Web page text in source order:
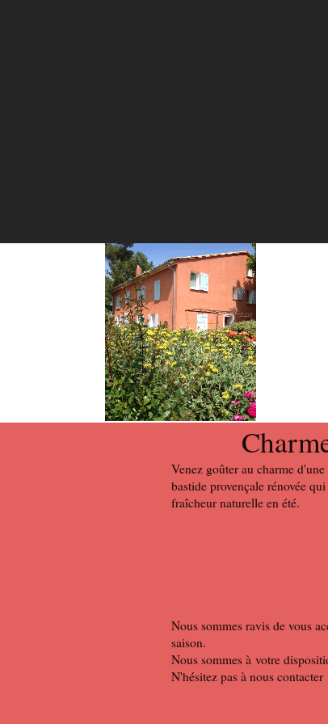
Venez goûter au charme
bastide provençale rénovée
fraîcheur naturelle en été.
Nous sommes ravis de vous
saison.
Nous sommes à votre
N'hésitez pas à nous contacter